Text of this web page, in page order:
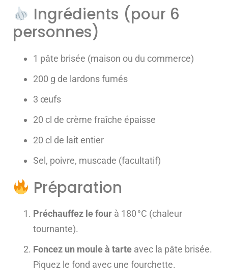
Ingrédients (pour 6
personnes)
1 pâte brisée (maison ou du commerce)
200 g de lardons fumés
3 œufs
20 cl de crème fraîche épaisse
20 cl de lait entier
Sel, poivre, muscade (facultatif)
Préparation
Préchauffez le four à 180 °C (chaleur
tournante).
Foncez un moule à tarte avec la pâte brisée.
Piquez le fond avec une fourchette.